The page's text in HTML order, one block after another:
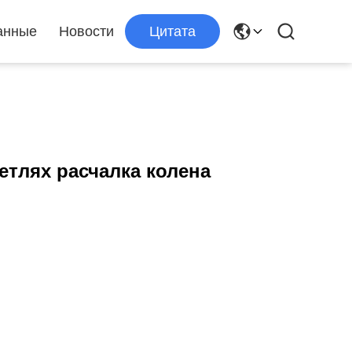
Новости Цитата
расчалка колена